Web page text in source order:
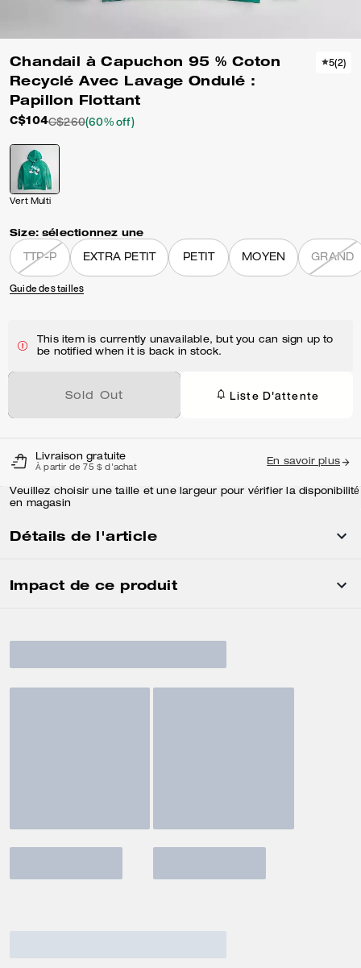
Chandail à Capuchon 95 % Coton
Recyclé Avec Lavage Ondulé :
Papillon Flottant
C$104C$260(60% off)
5(2)
Vert Multi
Size: sélectionnez une
TTP-P EXTRA PETIT PETIT MOYEN GRAND
Guide des tailles
This item is currently unavailable, but you can sign up to
be notified when it is back in stock.
Sold Out Liste D'attente
Livraison gratuite
À partir de 75 $ d'achat
En savoir plus
Veuillez choisir une taille et une largeur pour vérifier la disponibilité
en magasin
Détails de l'article
Impact de ce produit